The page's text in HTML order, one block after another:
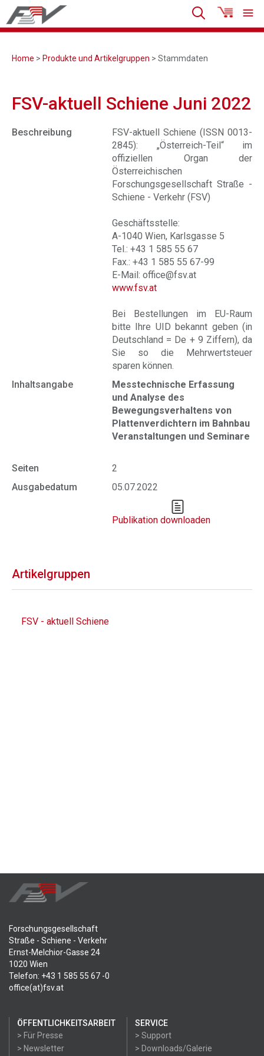
Home > Produkte und Artikelgruppen > Stammdaten
FSV-aktuell Schiene Juni 2022
Beschreibung
FSV-aktuell Schiene (ISSN 0013-
2845): „Österreich-Teil“ im
offiziellen Organ der
Österreichischen
Forschungsgesellschaft Straße -
Schiene - Verkehr (FSV)
Geschäftsstelle:
A-1040 Wien, Karlsgasse 5
Tel.: +43 1 585 55 67
Fax.: +43 1 585 55 67-99
E-Mail: office@fsv.at
www.fsv.at
Bei Bestellungen im EU-Raum
bitte Ihre UID bekannt geben (in
Deutschland = De + 9 Ziffern), da
Sie so die Mehrwertsteuer
sparen können.
Inhaltsangabe
Messtechnische Erfassung
und Analyse des
Bewegungsverhaltens von
Plattenverdichtern im Bahnbau
Veranstaltungen und Seminare
Seiten
2
Ausgabedatum
05.07.2022
Publikation downloaden
Artikelgruppen
FSV - aktuell Schiene
Forschungsgesellschaft
Straße - Schiene - Verkehr
Ernst-Melchior-Gasse 24
1020 Wien
Telefon: +43 1 585 55 67 -0
office(at)fsv.at
ÖFFENTLICHKEITSARBEIT
> Für Presse
> Newsletter
SERVICE
> Support
> Downloads/Galerie